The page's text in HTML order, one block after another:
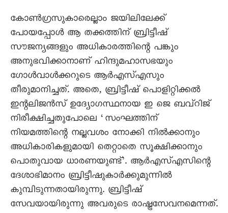
കോൺഗ്രസുകാരെല്ലാം ജയിലിലേക്ക്
പോയപ്പോൾ ആ തക്കത്തിന് ബ്രിട്ടീഷ്
സൗജന്യങ്ങളും അധികാരത്തിന്റെ പങ്കും
അനുഭവിക്കാനാണ് ഹിന്ദുമഹാസഭയും
ഗോൾവാൾക്കറുടെ ആർഎസ്എസും
തീരുമാനിച്ചത്. അതെ, ബ്രിട്ടീഷ് പൊളിറ്റിക്കൽ
ഇന്റലിജൻസ് ഉദ്യോഗസ്ഥനായ ഇ ജെ ബവ്‌റിജ്
നിരീക്ഷിച്ചതുപോലെ ‘സംഘത്തിന്
നിയമത്തിന്റെ നല്ലവശം നോക്കി നിൽക്കാനും
അധികാരികളുമായി തെറ്റാതെ സൂക്ഷിക്കാനും
പൊതുവായ ധാരണയുണ്ട്’. ആർഎസ്എസിന്റെ
ദേശാഭിമാനം ബ്രിട്ടീഷുകാർക്കുമുന്നിൽ
കുമ്പിടുന്നതായിരുന്നു. ബ്രിട്ടീഷ്
സേവയായിരുന്നു അവരുടെ രാഷ്ട്രസേവനമെന്നത്.